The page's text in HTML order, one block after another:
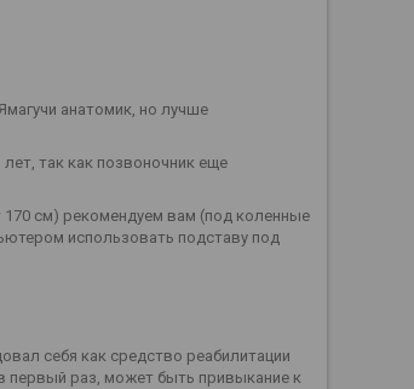
анатомик, но лучше
так как позвоночник еще
см) рекомендуем вам (под коленные
использовать подставу под
себя как средство реабилитации
первый раз, может быть привыкание к